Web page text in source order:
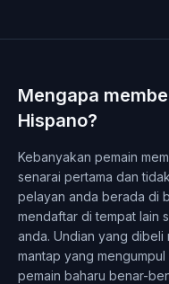
Mengapa
Hispano?
Kebanyakan pemain
senarai pertama dan
pelayan anda berada di
mendaftar di tempat lain
anda. Undian yang
mantap yang
pemain baharu benar-